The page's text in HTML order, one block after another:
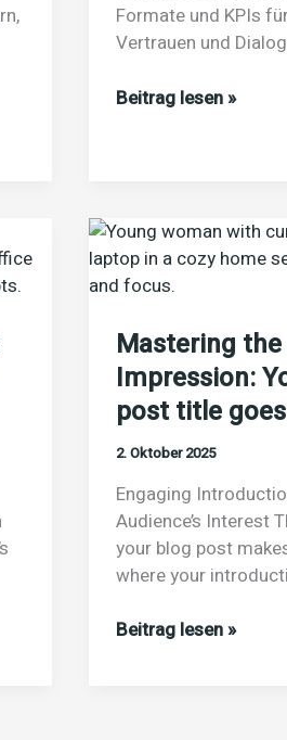
Formate und KPIs
Vertrauen und
journalism2020.net:
Community-
Strategien
Beitrag lesen »
Mastering
Impression:
post title
2. Oktober 2025
Engaging
Audience’s Interest
your blog post
where your
Mastering
Beitrag lesen »